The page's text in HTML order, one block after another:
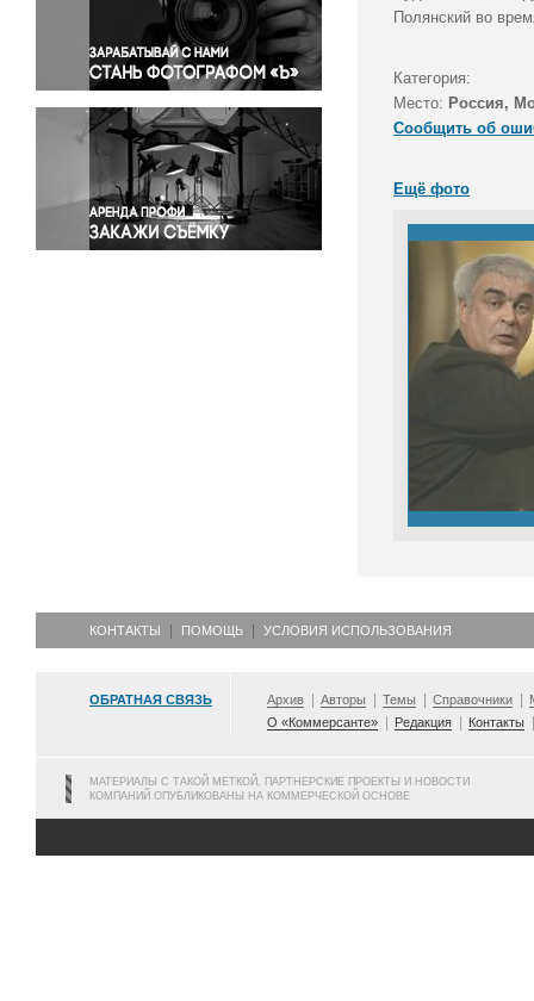
Правосудие
Происшествия и конфликты
Религия
Светская жизнь
Спорт
Экология
Экономика и бизнес
Полянский во
Категория:
Место: Россия,
Сообщить об
Ещё фото
КОНТАКТЫ ПОМОЩЬ УСЛОВИЯ ИСПОЛЬЗОВАНИЯ
ОБРАТНАЯ СВЯЗЬ Архив Авторы Темы Справочники
О «Коммерсанте»
Редакция Контакты
МАТЕРИАЛЫ С ТАКОЙ МЕТКОЙ, ПАРТНЕРСКИЕ ПРОЕКТЫ И НОВОСТИ
КОМПАНИЙ ОПУБЛИКОВАНЫ НА КОММЕРЧЕСКОЙ ОСНОВЕ